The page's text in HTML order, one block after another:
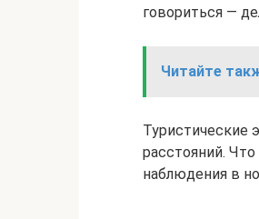
говориться —
Читайте
Туристические
расстояний.
наблюдения в